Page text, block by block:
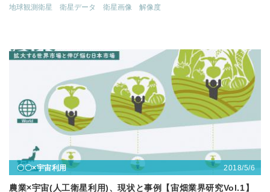
地球観測衛星
衛星データ 衛星画像 解像度
〇〇×宇宙利用 2018/5/6
農業×宇宙(人工衛星利用)、現状と事例【宙畑業界研究Vol.1】